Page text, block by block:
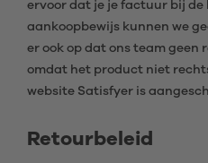
ervoor dat je je factuur bij de
aankoopbewijs kunnen we
er ook op dat ons team geen
omdat het product niet
website Satisfyer is
Retourbeleid